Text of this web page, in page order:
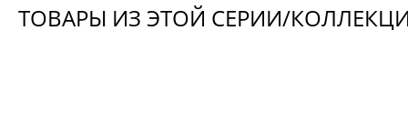
ТОВАРЫ ИЗ ЭТОЙ СЕРИИ/